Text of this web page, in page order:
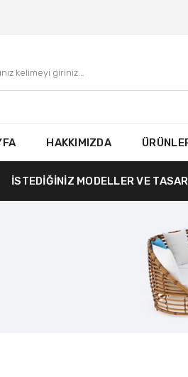
İSTEDİĞİNİZ MODELLER VE
HAKKIMIZDA